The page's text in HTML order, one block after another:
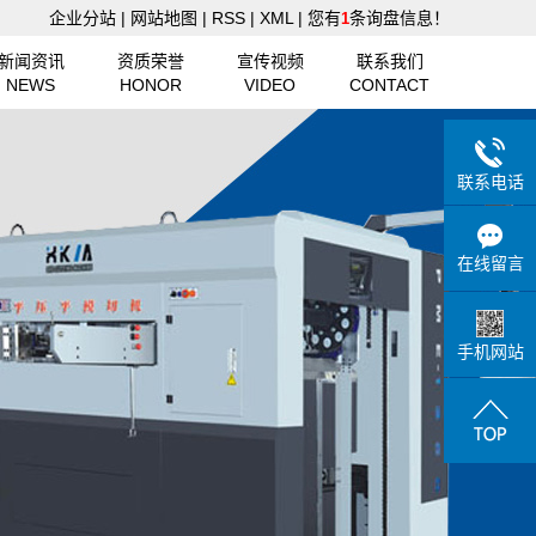
企业分站 | 网站地图 | RSS | XML | 您有1条询盘信息！
闻资讯
NEWS
资质荣誉
HONOR
宣传视频
VIDEO
联系我们
CONTACT
联系电话
在线留言
手机网站